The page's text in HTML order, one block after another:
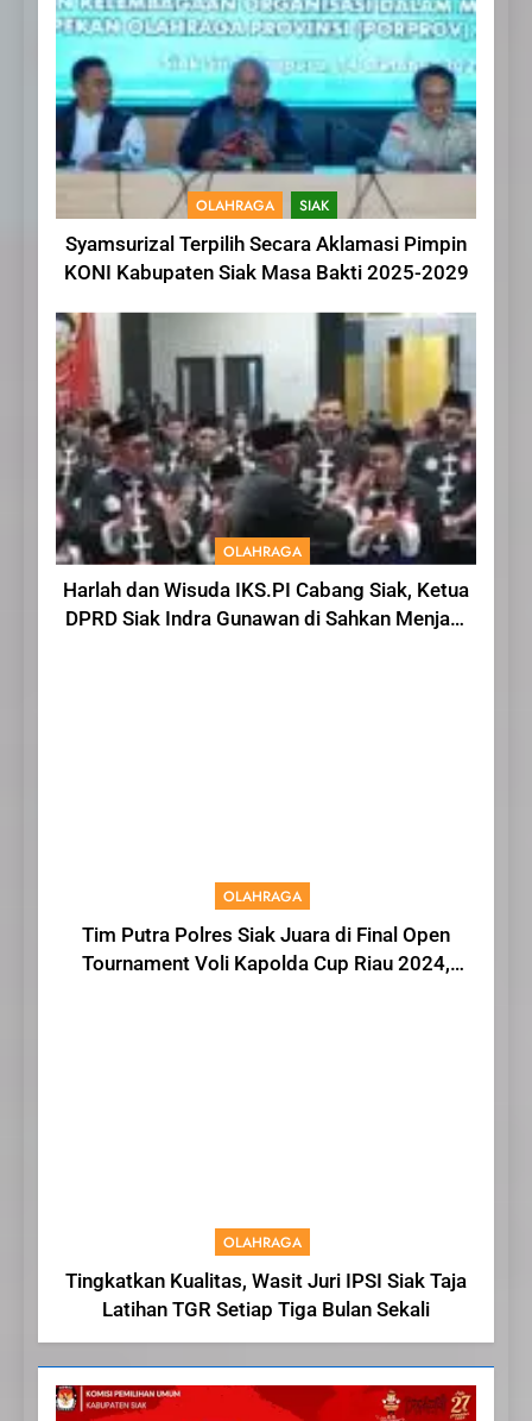
OLAHRAGA SIAK
Syamsurizal Terpilih Secara Aklamasi Pimpin
KONI Kabupaten Siak Masa Bakti 2025-2029
OLAHRAGA
Harlah dan Wisuda IKS.PI Cabang Siak, Ketua
DPRD Siak Indra Gunawan di Sahkan Menjadi
OLAHRAGA
Tim Putra Polres Siak Juara di Final Open
Tournament Voli Kapolda Cup Riau 2024,
OLAHRAGA
Tingkatkan Kualitas, Wasit Juri IPSI Siak Taja
Latihan TGR Setiap Tiga Bulan Sekali